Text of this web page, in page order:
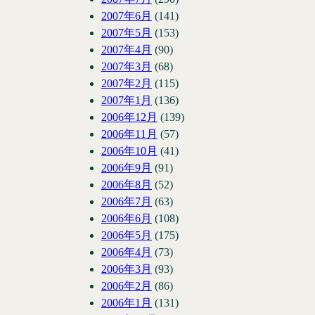
2007年6月 (141)
2007年5月 (153)
2007年4月 (90)
2007年3月 (68)
2007年2月 (115)
2007年1月 (136)
2006年12月 (139)
2006年11月 (57)
2006年10月 (41)
2006年9月 (91)
2006年8月 (52)
2006年7月 (63)
2006年6月 (108)
2006年5月 (175)
2006年4月 (73)
2006年3月 (93)
2006年2月 (86)
2006年1月 (131)